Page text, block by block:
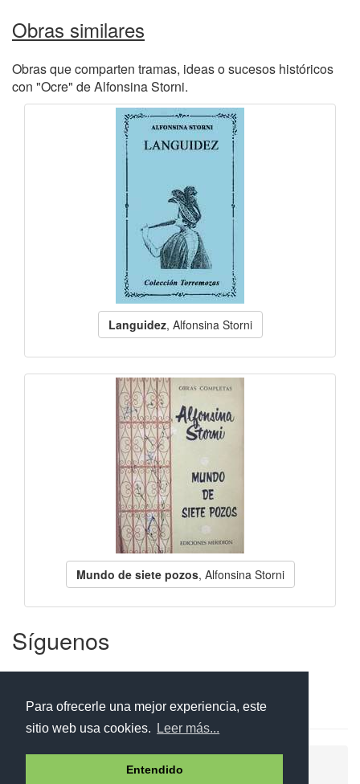
Para ofrecerle una mejor experiencia, este
sitio web usa cookies.
Leer más...
Entendido
Obras similares
Obras que comparten tramas, ideas o sucesos históricos
con "Ocre" de Alfonsina Storni.
Languidez, Alfonsina Storni
Mundo de siete pozos, Alfonsina Storni
Síguenos
Ayuda Aviso legal
Política de cookies
Política de privacidad